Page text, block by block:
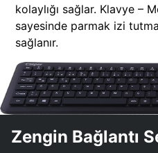
kolaylığı sağlar. Klavye –
sayesinde parmak izi
sağlanır.
Zengin Bağlantı